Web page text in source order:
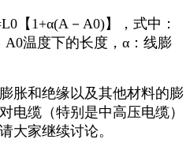
【1+α(A－A0)】，式中：
温度下的长度，α：线膨
胀和绝缘以及其他材料的膨
电缆（特别是中高压电缆）
大家继续讨论。